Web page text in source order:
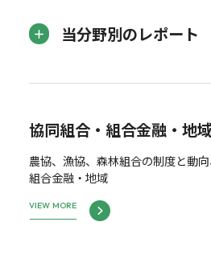
当分野別のレポート
協同組合・組合金融・地
農協、漁協、森林組合の制度と動
組合金融・地域
VIEW MORE